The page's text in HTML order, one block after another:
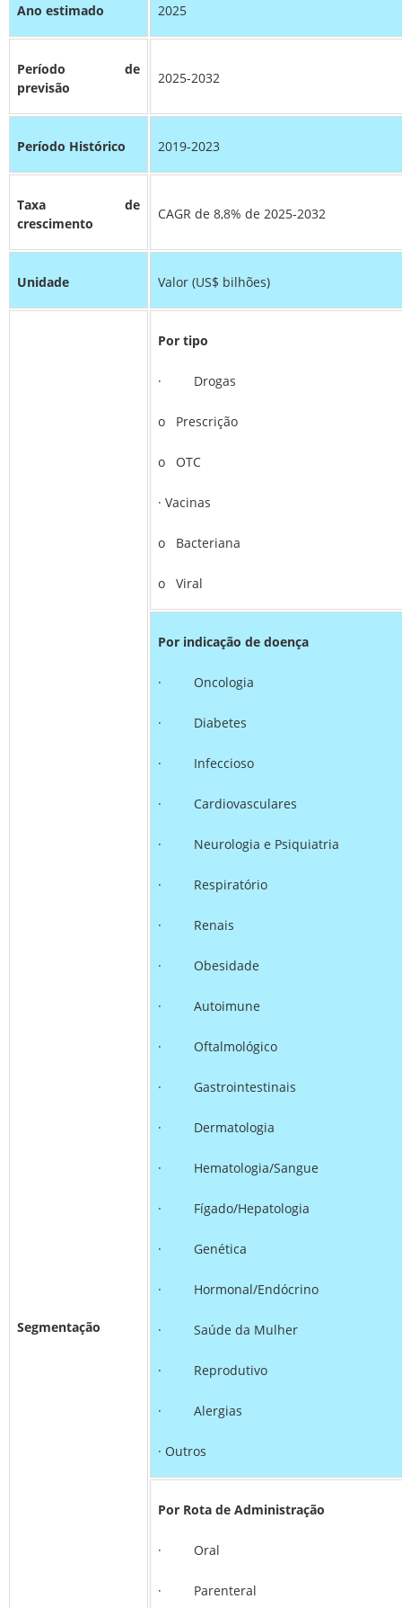
Ano estimado 2025
Período de
previsão
2025-2032
Período Histórico 2019-2023
Taxa de
crescimento
CAGR de 8,8% de 2025-2032
Unidade Valor (US$ bilhões)
Segmentação
Por tipo
· Drogas
o Prescrição
o OTC
· Vacinas
o Bacteriana
o Viral
Por indicação de doença
· Oncologia
· Diabetes
· Infeccioso
· Cardiovasculares
· Neurologia e Psiquiatria
· Respiratório
· Renais
· Obesidade
· Autoimune
· Oftalmológico
· Gastrointestinais
· Dermatologia
· Hematologia/Sangue
· Fígado/Hepatologia
· Genética
· Hormonal/Endócrino
· Saúde da Mulher
· Reprodutivo
· Alergias
· Outros
Por Rota de Administração
· Oral
· Parenteral